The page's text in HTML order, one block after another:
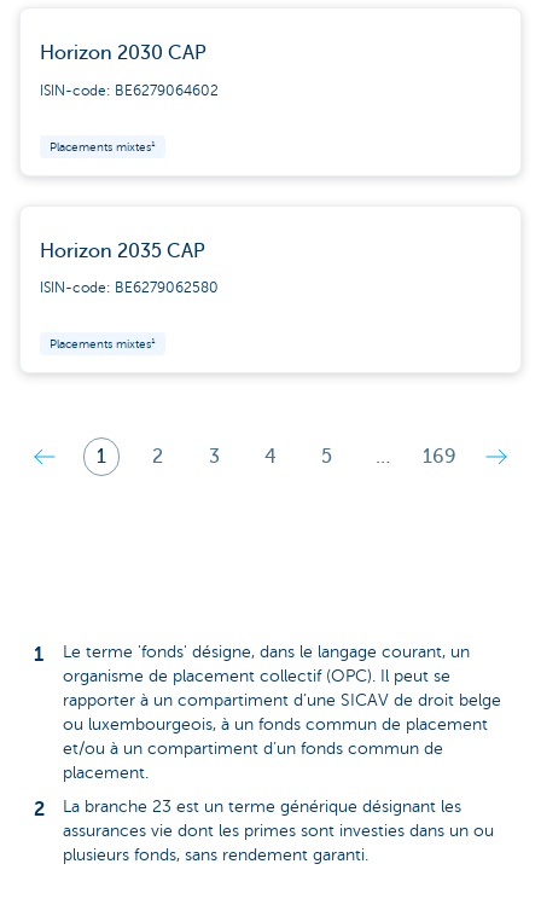
Horizon 2030 CAP
ISIN-code: BE6279064602
Placements mixtes¹
Horizon 2035 CAP
ISIN-code: BE6279062580
Placements mixtes¹
1 2 3 4 5 … 169
Le terme 'fonds' désigne, dans le langage courant, un
organisme de placement collectif (OPC). Il peut se
rapporter à un compartiment d’une SICAV de droit belge
ou luxembourgeois, à un fonds commun de placement
et/ou à un compartiment d’un fonds commun de
placement.
La branche 23 est un terme générique désignant les
assurances vie dont les primes sont investies dans un ou
plusieurs fonds, sans rendement garanti.